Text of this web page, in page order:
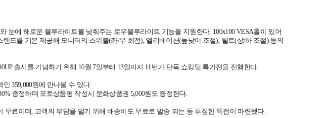
눈에 해로운 블루라이트를 낮춰주는 로우블루라이트 기능을 지원한다. 100x100 VESA홀이 있어
드를 기본 제공해 모니터의 스위블(좌/우 회전), 엘리베이션(높낮이 조절), 틸트(상/하 조절) 등의
출시를 기념하기 위해 10월 7일부터 13일까지 11번가 단독 쇼킹딜 특가전을 진행한다.
359,000원에 만나볼 수 있다.
증정하며 포토상품평 작성시 문화상품권 5,000원도 증정한다.
무료이며, 고객의 부담을 덜기 위해 배송비도 무료로 발송 되는 등 푸짐한 특전이 마련됐다.